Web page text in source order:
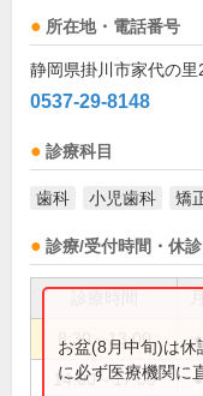
所在地・電話番号
静岡県掛川市家代の里
0537-29-8148
診療科目
歯科 小児歯科 矯
診療/受付時間・休診
8:30～13:00 ●
14:00～17:00 ●
お盆(8月中旬)は
に必ず医療機関に